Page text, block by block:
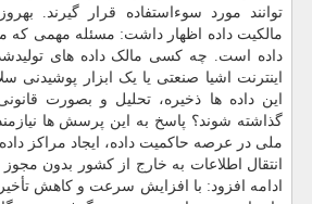
توانند مورد سوءاستفاده قرار گیرند.
مالکیت داده اظهار داشت: مسئله مهمی
داده است. چه کسی مالک داده های
اینترنت اشیا صنعتی یا یک ابزار پوشیدنی
این داده ها ذخیره، تحلیل و بصورت
گذاشته شوند؟ پاسخ به این پرسش ها
ملی در عرصه حاکمیت داده، ایجاد مراکز
انتقال اطلاعات به خارج از کشور بدون
ادامه افزود: با افزایش سرعت و کاهش